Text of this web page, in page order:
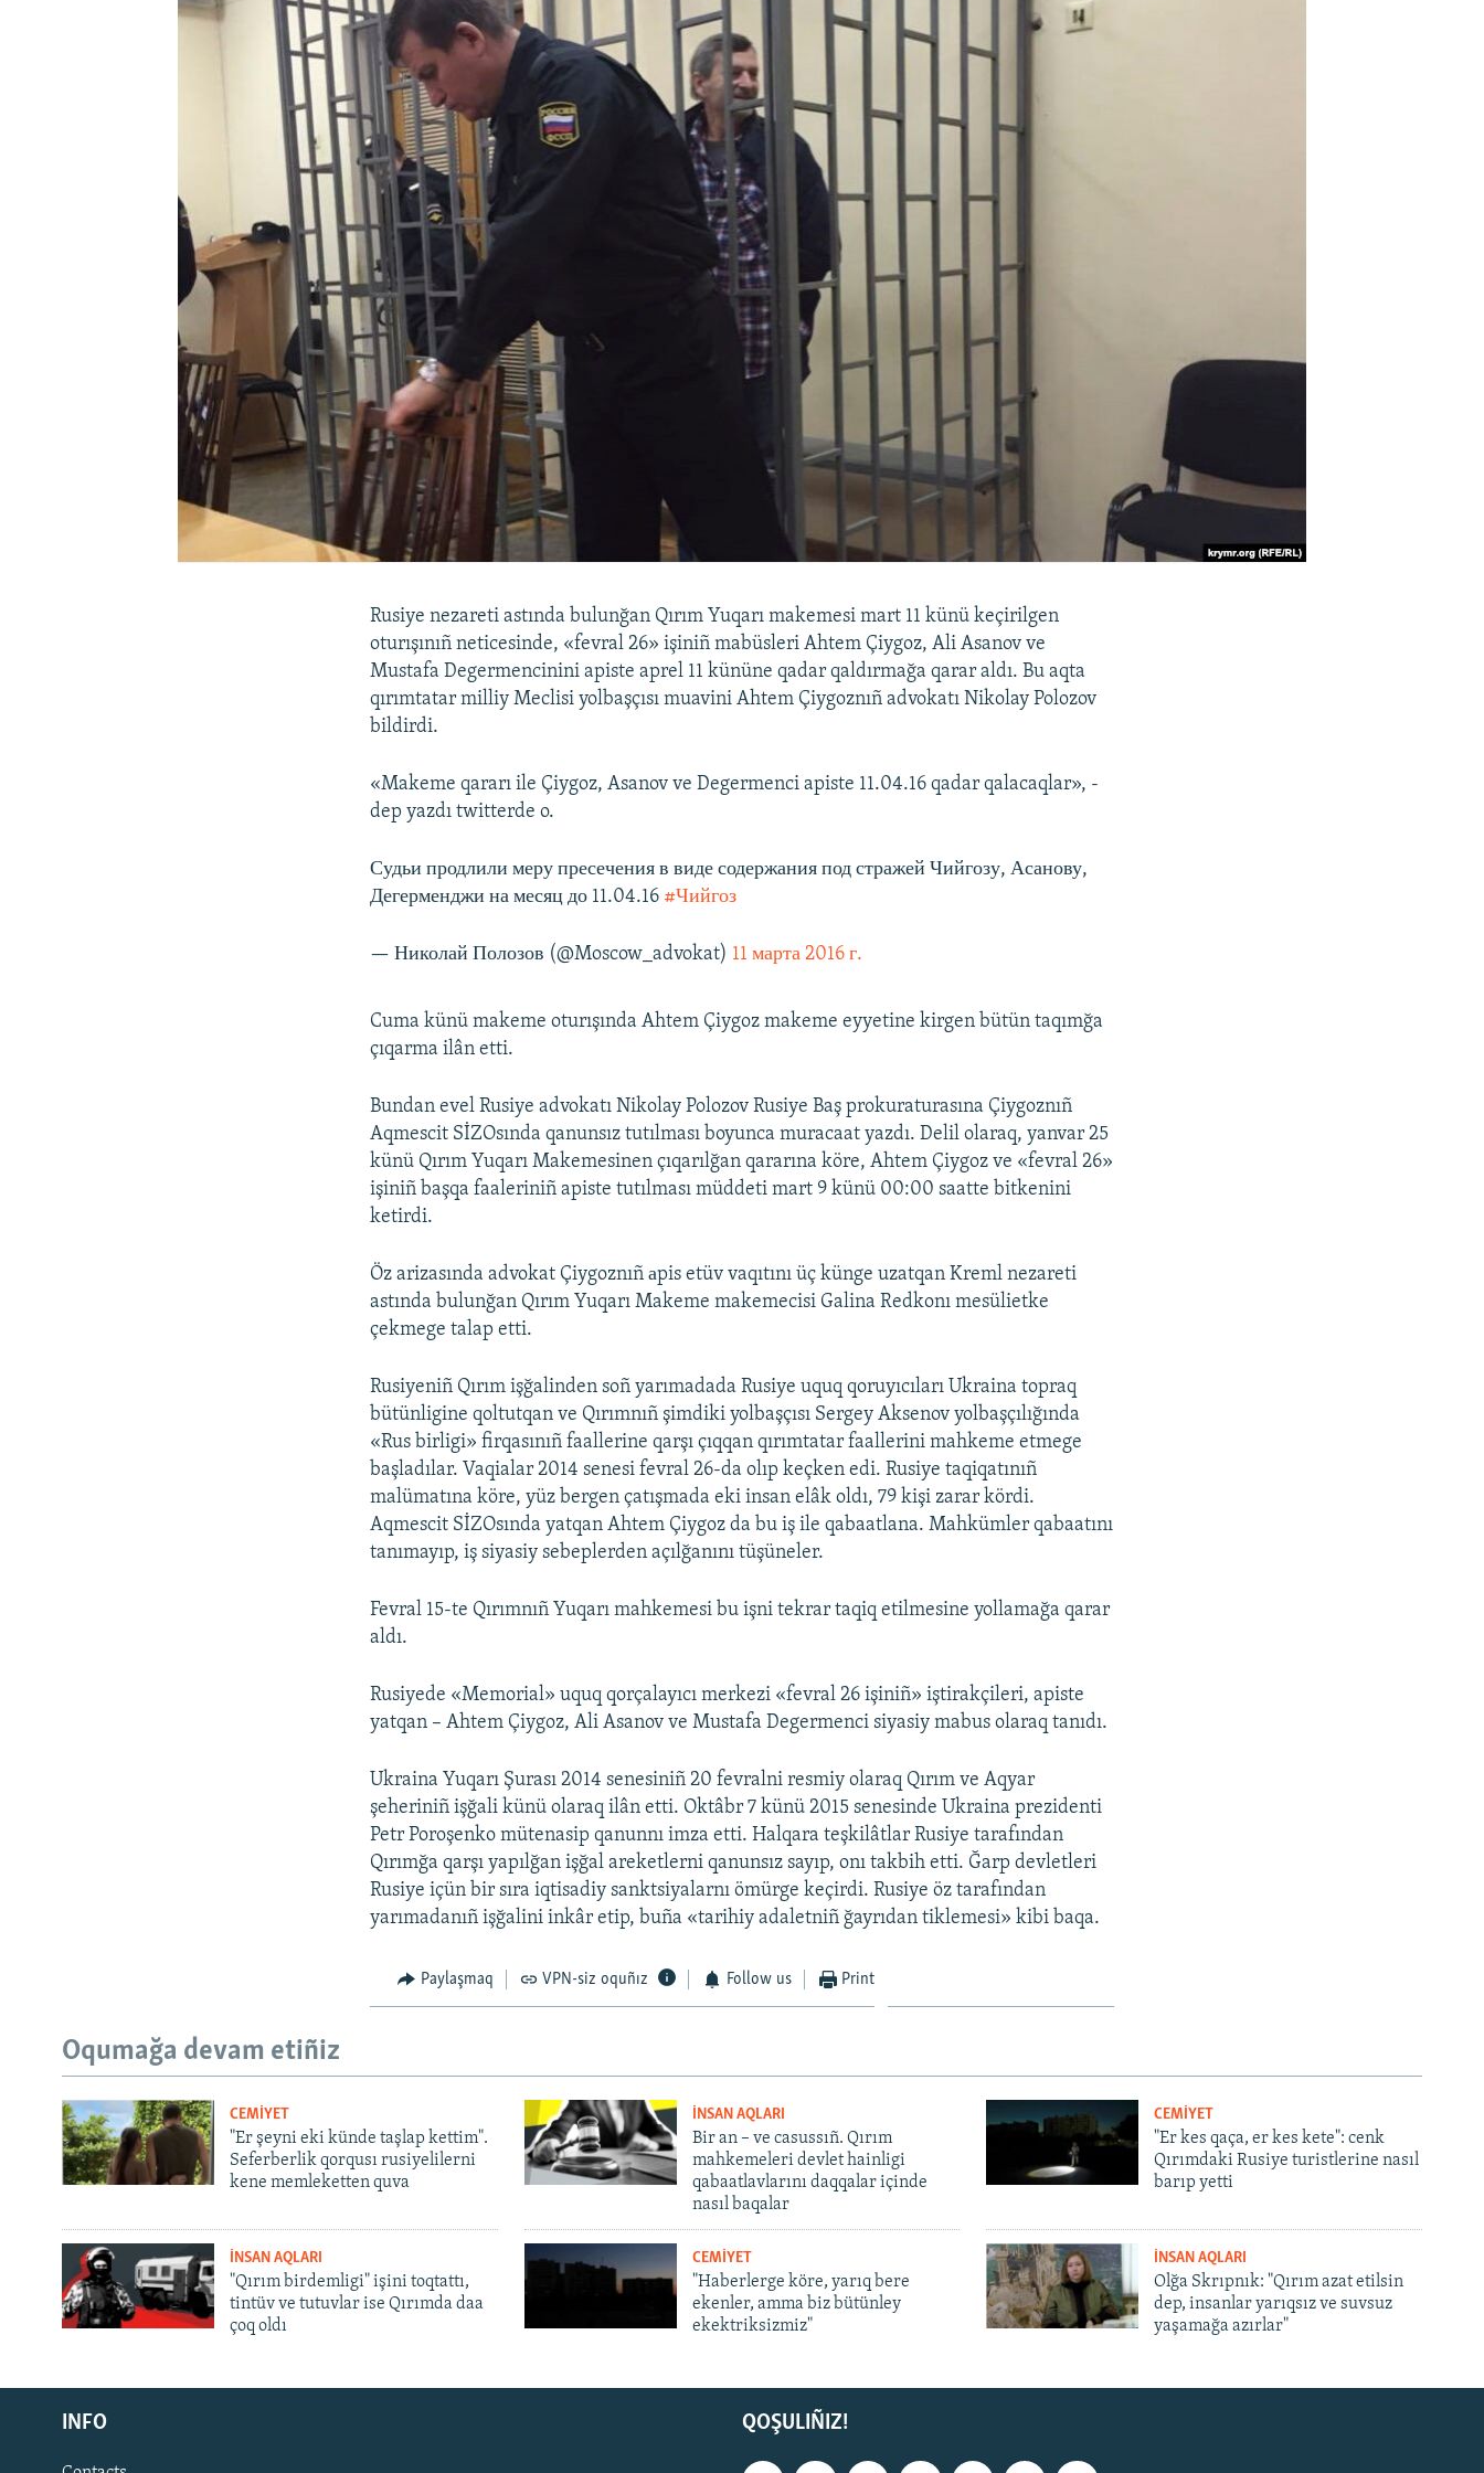
Русский
Українською
Rusiye nezareti astında bulunğan Qırım Yuqarı makemesi mart 11 künü keçirilgen
oturışınıñ neticesinde, «fevral 26» işiniñ mabüsleri Ahtem Çiygoz, Ali Asanov ve
Mustafa Degermencinini apiste aprel 11 kününe qadar qaldırmağa qarar aldı. Bu aqta
qırımtatar milliy Meclisi yolbaşçısı muavini Ahtem Çiygoznıñ advokatı Nikolay Polozov
bildirdi.
«Makeme qararı ile Çiygoz, Asanov ve Degermenci apiste 11.04.16 qadar qalacaqlar», -
dep yazdı twitterde o.
Судьи продлили меру пресечения в виде содержания под стражей Чийгозу, Асанову,
Дегерменджи на месяц до 11.04.16 #Чийгоз
— Николай Полозов (@Moscow_advokat) 11 марта 2016 г.
Cuma künü makeme oturışında Ahtem Çiygoz makeme eyyetine kirgen bütün taqımğa
çıqarma ilân etti.
Bundan evel Rusiye advokatı Nikolay Polozov Rusiye Baş prokuraturasına Çiygoznıñ
Aqmescit SİZOsında qanunsız tutılması boyunca muracaat yazdı. Delil olaraq, yanvar 25
künü Qırım Yuqarı Makemesinen çıqarılğan qararına köre, Ahtem Çiygoz ve «fevral 26»
işiniñ başqa faaleriniñ apiste tutılması müddeti mart 9 künü 00:00 saatte bitkenini
ketirdi.
Öz arizasında advokat Çiygoznıñ аpis etüv vaqıtını üç künge uzatqan Kreml nezareti
astında bulunğan Qırım Yuqarı Makeme makemecisi Galina Redkonı mesülietke
çekmege talap etti.
Rusiyeniñ Qırım işğalinden soñ yarımadada Rusiye uquq qoruyıcıları Ukraina topraq
bütünligine qoltutqan ve Qırımnıñ şimdiki yolbaşçısı Sergey Aksenov yolbaşçılığında
«Rus birligi» firqasınıñ faallerine qarşı çıqqan qırımtatar faallerini mahkeme etmege
başladılar. Vaqialar 2014 senesi fevral 26-da olıp keçken edi. Rusiye taqiqatınıñ
malümatına köre, yüz bergen çatışmada eki insan elâk oldı, 79 kişi zarar kördi.
Aqmescit SİZOsında yatqan Ahtem Çiygoz da bu iş ile qabaatlana. Mahkümler qabaatını
tanımayıp, iş siyasiy sebeplerden açılğanını tüşüneler.
Fevral 15-te Qırımnıñ Yuqarı mahkemesi bu işni tekrar taqiq etilmesine yollamağa qarar
aldı.
Rusiyede «Memorial» uquq qorçalayıcı merkezi «fevral 26 işiniñ» iştirakçileri, apiste
yatqan – Ahtem Çiygoz, Ali Asanov ve Mustafa Degermenci siyasiy mabus olaraq tanıdı.
Ukraina Yuqarı Şurası 2014 senesiniñ 20 fevralni resmiy olaraq Qırım ve Aqyar
şeheriniñ işğali künü olaraq ilân etti. Oktâbr 7 künü 2015 senesinde Ukraina prezidenti
Petr Poroşenko mütenasip qanunnı imza etti. Halqara teşkilâtlar Rusiye tarafından
Qırımğa qarşı yapılğan işğal areketlerni qanunsız sayıp, onı takbih etti. Ğarp devletleri
Rusiye içün bir sıra iqtisadiy sanktsiyalarnı ömürge keçirdi. Rusiye öz tarafından
yarımadanıñ işğalini inkâr etip, buña «tarihiy adaletniñ ğayrıdan tiklemesi» kibi baqa.
Paylaşmaq VPN-siz oquñız Follow us Print
Oqumağa devam etiñiz
CEMİYET
"Er şeyni eki künde taşlap kettim".
Seferberlik qorqusı rusiyelilerni
kene memleketten quva
İNSAN AQLARI
Bir an – ve casussıñ. Qırım
mahkemeleri devlet hainligi
qabaatlavlarını daqqalar içinde
nasıl baqalar
CEMİYET
"Er kes qaça, er kes kete": cenk
Qırımdaki Rusiye turistlerine nasıl
barıp yetti
İNSAN AQLARI
"Qırım birdemligi" işini toqtattı,
tintüv ve tutuvlar ise Qırımda daa
çoq oldı
CEMİYET
"Haberlerge köre, yarıq bere
ekenler, amma biz bütünley
ekektriksizmiz"
İNSAN AQLARI
Olğa Skrıpnık: "Qırım azat etilsin
dep, insanlar yarıqsız ve suvsuz
yaşamağa azırlar"
QOŞULIÑIZ!
INFO